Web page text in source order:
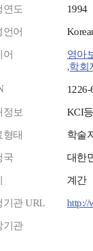
연도 1994
언어
어
영아
,학회
1226-
정보 KCI
형태 학술
국 대한
계간
기관 URL http://
기관